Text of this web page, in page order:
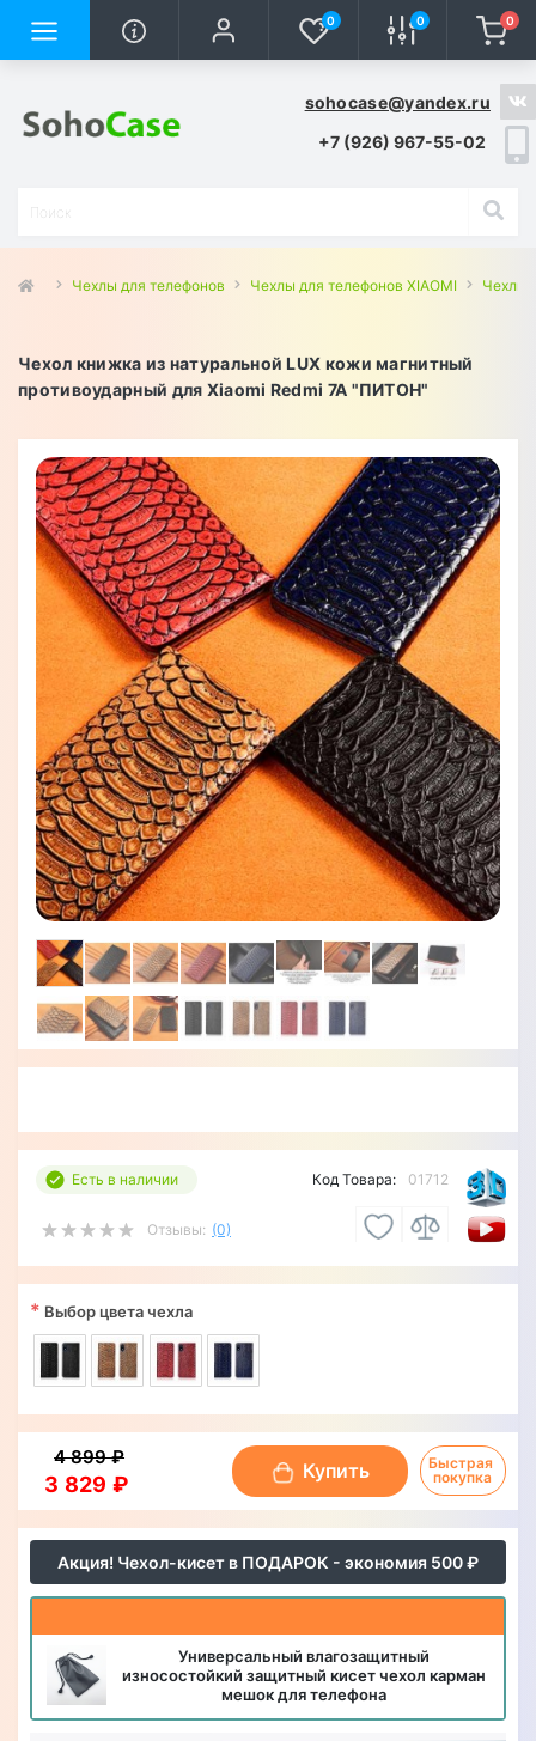
0 0 0
sohocase@yandex.ru
+7 (926) 967-55-02
Чехлы для телефонов Чехлы для телефонов XIAOMI Чехлы
Чехол книжка из натуральной LUX кожи магнитный
противоударный для Xiaomi Redmi 7A "ПИТОН"
Есть в наличии
Отзывы: (0)
Код Товара: 01712
Акция! Чехол-кисет в ПОДАРОК - экономия 500 ₽
Универсальный влагозащитный
износостойкий защитный кисет чехол карман
мешок для телефона
* Выбор цвета чехла
3 829 ₽
4 899 ₽
Купить
Быстрая
покупка